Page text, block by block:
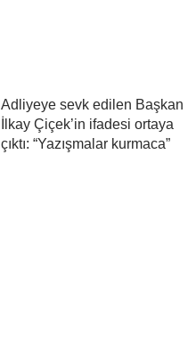
Adliyeye sevk edilen Başkan
İlkay Çiçek’in ifadesi ortaya
çıktı: “Yazışmalar kurmaca”